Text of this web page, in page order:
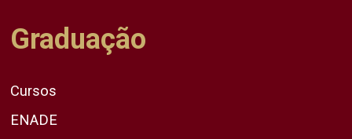
Graduação
Cursos
ENADE